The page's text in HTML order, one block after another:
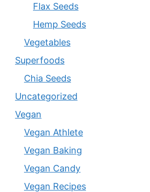
Flax Seeds
Hemp Seeds
Vegetables
Superfoods
Chia Seeds
Uncategorized
Vegan
Vegan Athlete
Vegan Baking
Vegan Candy
Vegan Recipes